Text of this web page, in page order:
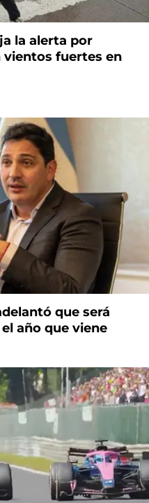
la alerta por
vientos fuertes en
que será
año que viene